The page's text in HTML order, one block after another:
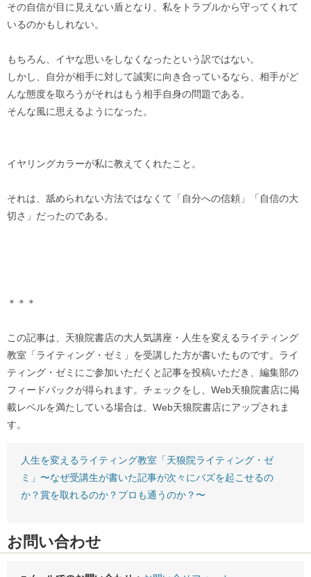
その自信が目に見えない盾となり、私をトラブルから守ってくれて
いるのかもしれない。
もちろん、イヤな思いをしなくなったという訳ではない。
しかし、自分が相手に対して誠実に向き合っているなら、相手がど
んな態度を取ろうがそれはもう相手自身の問題である。
そんな風に思えるようになった。
イヤリングカラーが私に教えてくれたこと。
それは、舐められない方法ではなくて「自分への信頼」「自信の大
切さ」だったのである。
＊＊＊
この記事は、天狼院書店の大人気講座・人生を変えるライティング
教室「ライティング・ゼミ」を受講した方が書いたものです。ライ
ティング・ゼミにご参加いただくと記事を投稿いただき、編集部の
フィードバックが得られます。チェックをし、Web天狼院書店に掲
載レベルを満たしている場合は、Web天狼院書店にアップされま
す。
人生を変えるライティング教室「天狼院ライティング・ゼ
ミ」〜なぜ受講生が書いた記事が次々にバズを起こせるの
か？賞を取れるのか？プロも通うのか？〜
お問い合わせ